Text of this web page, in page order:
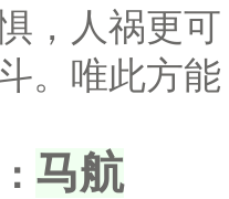
，人祸更
。唯此方
马航